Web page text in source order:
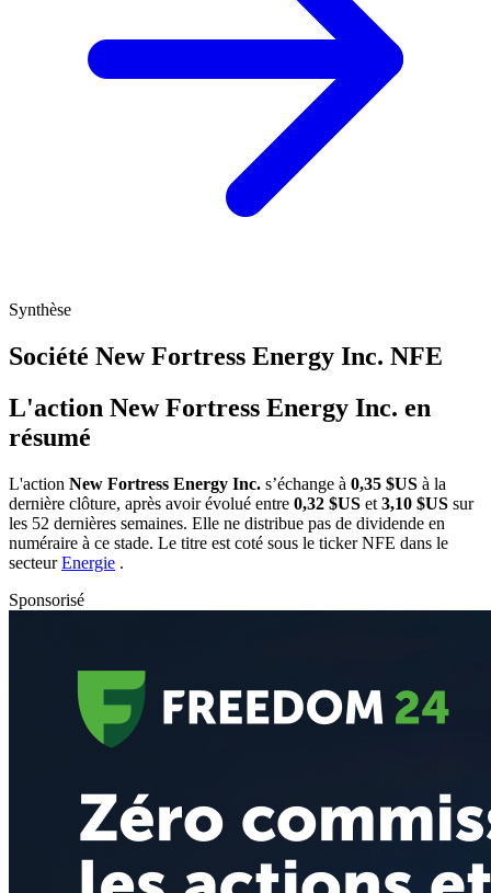
Synthèse
Société New Fortress Energy Inc. NFE
L'action New Fortress Energy Inc. en
résumé
L'action New Fortress Energy Inc. s’échange à 0,35 $US à la
dernière clôture, après avoir évolué entre 0,32 $US et 3,10 $US sur
les 52 dernières semaines. Elle ne distribue pas de dividende en
numéraire à ce stade. Le titre est coté sous le tickerNFE dans le
secteurEnergie .
Sponsorisé